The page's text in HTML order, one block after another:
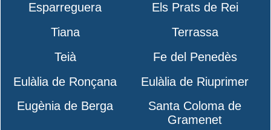
Esparreguera
Els Prats de Rei
Tiana
Terrassa
Teià
Fe del Penedès
Eulàlia de Ronçana
Eulàlia de Riuprimer
Eugènia de Berga
Santa Coloma de
Gramenet